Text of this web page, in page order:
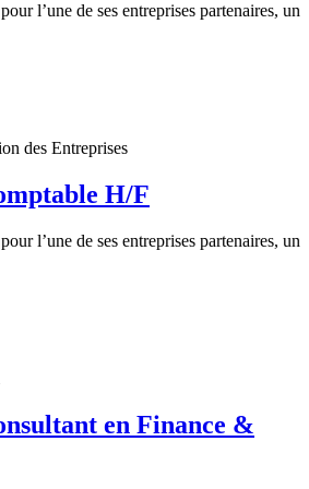
l’une de ses entreprises partenaires, un
des Entreprises
H/F
l’une de ses entreprises partenaires, un
en Finance &